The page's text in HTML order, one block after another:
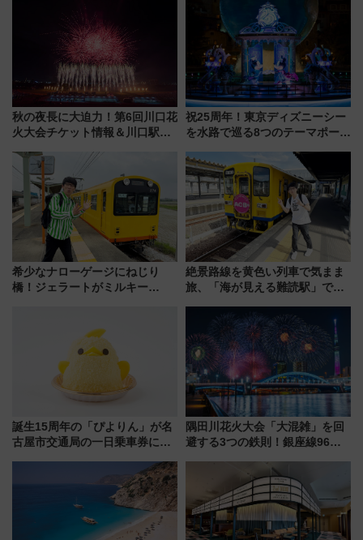
秋の夜長に大迫力！第6回川口花
火大会チケット情報＆川口駅か
祝25周年！東京ディズニーシー
を水路で巡る8つのテーマポート
希少なナローゲージにねじり
橋！ジェラートがミルキー
絶景路線を黄色い列車で気まま
旅、「海が見える難読駅」で幸
「新・鉄道ひとり旅」279回目
の舞台は「島原鉄道」
誕生15周年の「ぴよりん」が名
古屋市交通局の一日乗車券に！
隅田川花火大会「大混雑」を回
避する3つの鉄則！銀座線96本
ツリー駅の規制まとめ 7/25開催
（2026年）